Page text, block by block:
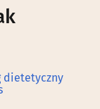
dietetyczny